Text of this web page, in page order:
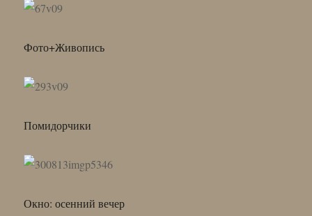
Фото+Живопись
Помидорчики
Окно: осенний вечер